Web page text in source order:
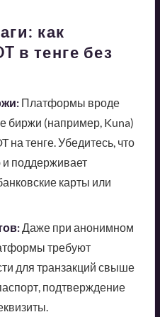
как
в тенге без
Платформы вроде
биржи (например, Kuna)
на тенге. Убедитесь, что
поддерживает
карты или
Даже при анонимном
требуют
для транзакций свыше
подтверждение